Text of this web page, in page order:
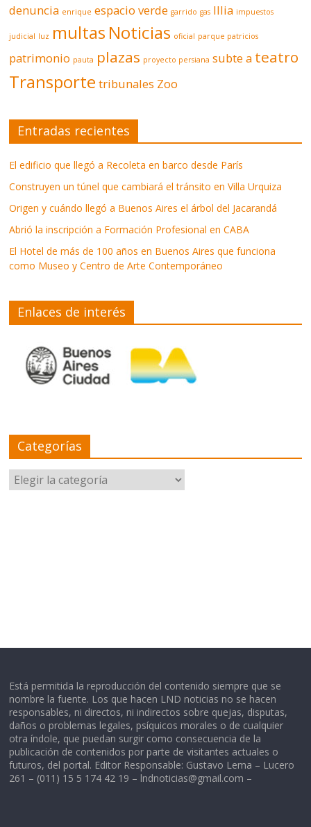
denuncia enrique espacio verde garrido gas Illia impuestos
judicial luz multas Noticias oficial parque patricios
patrimonio pauta plazas proyecto persiana subte a teatro
Transporte tribunales Zoo
Entradas recientes
El edificio que llegó a Recoleta en barco desde París
Construyen un túnel que cambiará el tránsito en Villa Urquiza
Origen y cuándo llegó a Buenos Aires el árbol del Jacarandá
Abrió la inscripción a Formación Profesional en CABA
El Hotel de más de 100 años en Buenos Aires que funciona
como Museo y Centro de Arte Contemporáneo
Enlaces de interés
Categorías
Categorías
Está permitida la reproducción del contenido siempre que se
nombre la fuente. Los que hacen LND noticias no se hacen
responsables, ni directos, ni indirectos sobre quejas, disputas,
daños o problemas legales, psíquicos morales o de cualquier
otra índole, que puedan surgir como consecuencia de la
publicación de contenidos por parte de visitantes actuales o
futuros, del portal. Editor Responsable: Gustavo Lema – Lucero
261 – (011) 15 5 174 42 19 – lndnoticias@gmail.com –